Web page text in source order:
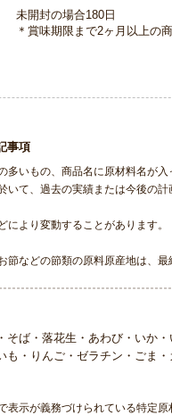
未開封の場合180日
＊賞味期限まで2ヶ月以上の
事項
多いもの、商品名に原材料名が
いて、過去の実績または今後の
により変動することがあります
節などの節類の原料原産地は、
そば・落花生・あわび・いか
も・りんご・ゼラチン・ごま
表示が義務づけられている特定